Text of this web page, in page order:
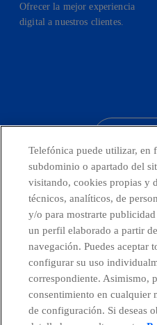
Ofrecer la mejor experiencia
digital a nuestros clientes.
Telefónica en redes sociales
Canal de Denuncias
Centro Global Transparencia
Telefónica puede utilizar, en
subdominio o apartado del
visitando, cookies propias y
técnicos, analíticos, de
y/o para mostrarte
un perfil elaborado a partir
navegación. Puedes aceptar
configurar su uso
correspondiente. Asimismo,
consentimiento en cualquier
de configuración. Si deseas